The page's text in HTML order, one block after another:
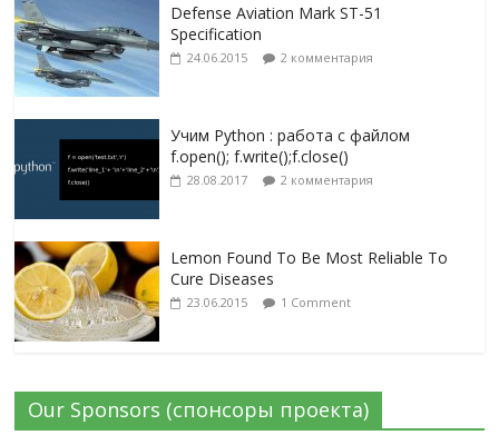
Defense Aviation Mark ST-51
Specification
24.06.2015 2 комментария
Учим Python : работа с файлом
f.open(); f.write();f.close()
28.08.2017 2 комментария
Lemon Found To Be Most Reliable To
Cure Diseases
23.06.2015 1 Comment
Our Sponsors (спонсоры проекта)